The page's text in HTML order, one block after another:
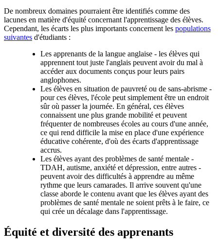
De nombreux domaines pourraient être identifiés comme des
lacunes en matière d'équité concernant l'apprentissage des élèves.
Cependant, les écarts les plus importants concernent les populations
suivantes d'étudiants :
Les apprenants de la langue anglaise - les élèves qui
apprennent tout juste l'anglais peuvent avoir du mal à
accéder aux documents conçus pour leurs pairs
anglophones.
Les élèves en situation de pauvreté ou de sans-abrisme -
pour ces élèves, l'école peut simplement être un endroit
sûr où passer la journée. En général, ces élèves
connaissent une plus grande mobilité et peuvent
fréquenter de nombreuses écoles au cours d'une année,
ce qui rend difficile la mise en place d'une expérience
éducative cohérente, d'où des écarts d'apprentissage
accrus.
Les élèves ayant des problèmes de santé mentale -
TDAH, autisme, anxiété et dépression, entre autres -
peuvent avoir des difficultés à apprendre au même
rythme que leurs camarades. Il arrive souvent qu'une
classe aborde le contenu avant que les élèves ayant des
problèmes de santé mentale ne soient prêts à le faire, ce
qui crée un décalage dans l'apprentissage.
Équité et diversité des apprenants